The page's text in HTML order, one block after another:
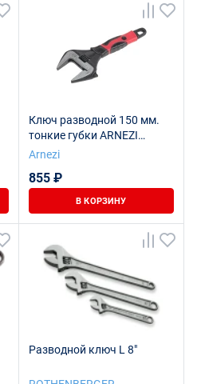
Ключ разводной 150 мм.
тонкие губки ARNEZI
R1070011
Arnezi
855 ₽
В КОРЗИНУ
Разводной ключ L 8"